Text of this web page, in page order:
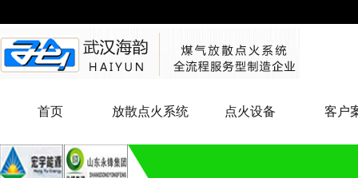
首页 放散点火系统 点火设备 客户